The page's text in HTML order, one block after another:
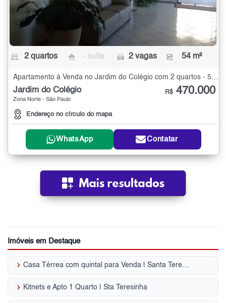
2 quartos - suíte 2 vagas 54 m²
Jardim do Colégio
Zona Norte - São Paulo
Endereço no círculo do mapa
R$ 470.000
WhatsApp Contatar
Imóveis em Destaque
keyboard_arrow_right Casa Térrea com quintal para Venda | Santa Teresinha
keyboard_arrow_right Kitnets e Apto 1 Quarto | Sta Teresinha